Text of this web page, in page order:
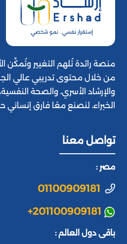
منصة رائدة تُلهم التغيير وتُمكِّن
من خلال محتوى تدريبي عالي
والإرشاد الأسري، والصحة
الخبراء، لنصنع معًا فارق إنساني
تواصل معنا
مصر :
01100909181
+201100909181
باقى دول العالم :